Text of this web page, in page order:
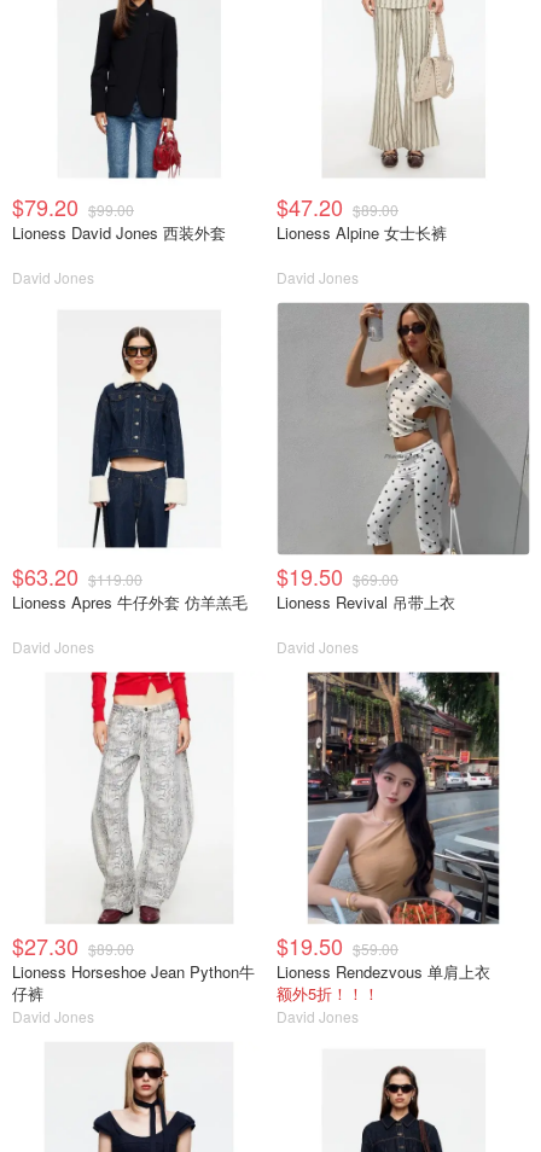
$79.20 $99.00
Lioness David Jones 西装外套
David Jones
$47.20 $89.00
Lioness Alpine 女士长裤
David Jones
$63.20 $119.00
Lioness Apres 牛仔外套 仿羊羔毛
David Jones
$19.50 $69.00
Lioness Revival 吊带上衣
David Jones
$27.30 $89.00
Lioness Horseshoe Jean Python牛
仔裤
David Jones
$19.50 $59.00
Lioness Rendezvous 单肩上衣
额外5折！！！
David Jones